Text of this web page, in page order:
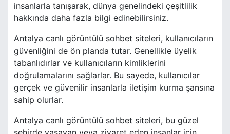
insanlarla tanışarak, dünya genelindeki çeşitlilik
hakkında daha fazla bilgi edinebilirsiniz.
Antalya canlı görüntülü sohbet siteleri, kullanıcıların
güvenliğini de ön planda tutar. Genellikle üyelik
tabanlıdırlar ve kullanıcıların kimliklerini
doğrulamalarını sağlarlar. Bu sayede, kullanıcılar
gerçek ve güvenilir insanlarla iletişim kurma şansına
sahip olurlar.
Antalya canlı görüntülü sohbet siteleri, bu güzel